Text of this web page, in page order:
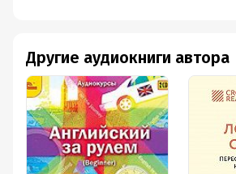
Другие аудиокниги автора